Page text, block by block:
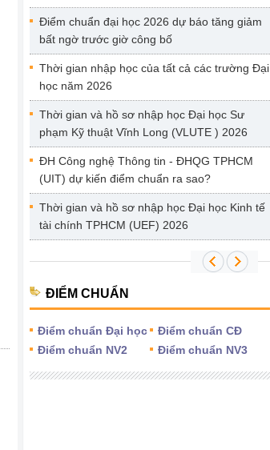
Điểm chuẩn đại học 2026 dự báo tăng giảm
bất ngờ trước giờ công bố
Thời gian nhập học của tất cả các trường Đại
học năm 2026
Thời gian và hồ sơ nhập học Đại học Sư
phạm Kỹ thuật Vĩnh Long (VLUTE ) 2026
ĐH Công nghệ Thông tin - ĐHQG TPHCM
(UIT) dự kiến điểm chuẩn ra sao?
Thời gian và hồ sơ nhập học Đại học Kinh tế
tài chính TPHCM (UEF) 2026
ĐIỂM CHUẨN
Điểm chuẩn Đại học
Điểm chuẩn CĐ
Điểm chuẩn NV2
Điểm chuẩn NV3